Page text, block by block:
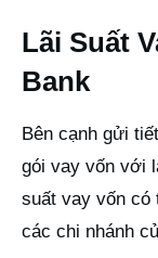
Lãi Suất
Bank
Bên cạnh gửi
gói vay vốn với
suất vay vốn có
các chi nhánh